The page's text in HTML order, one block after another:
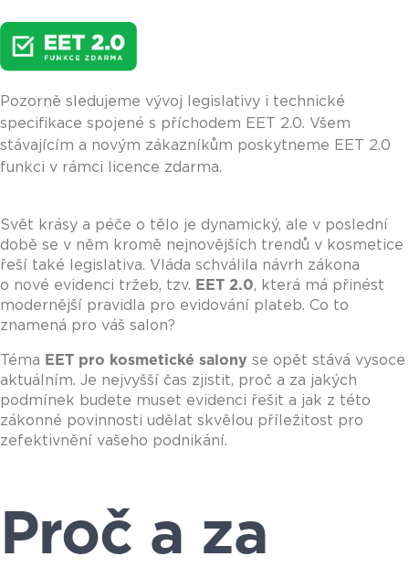
Pozorně sledujeme vývoj legislativy i technické
specifikace spojené s příchodem EET 2.0. Všem
stávajícím a novým zákazníkům poskytneme EET 2.0
funkci v rámci licence zdarma.
Svět krásy a péče o tělo je dynamický, ale v poslední
době se v něm kromě nejnovějších trendů v kosmetice
řeší také legislativa. Vláda schválila návrh zákona
o nové evidenci tržeb, tzv. EET 2.0, která má přinést
modernější pravidla pro evidování plateb. Co to
znamená pro váš salon?
Téma EET pro kosmetické salony se opět stává vysoce
aktuálním. Je nejvyšší čas zjistit, proč a za jakých
podmínek budete muset evidenci řešit a jak z této
zákonné povinnosti udělat skvělou příležitost pro
zefektivnění vašeho podnikání.
Proč a za